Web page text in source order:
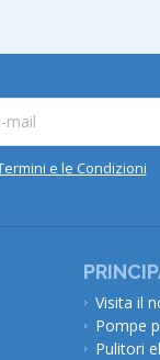
e le Condizioni
Visita il
Pompe
Pulitori